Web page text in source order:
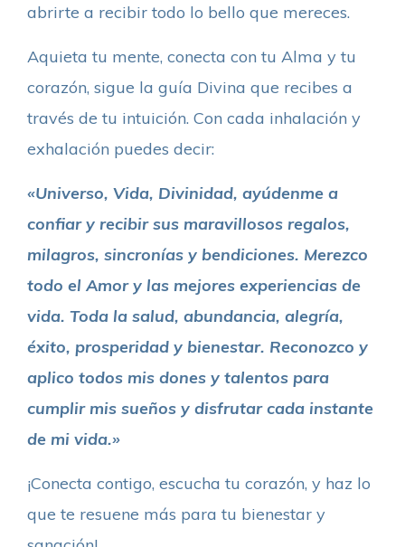
abrirte a recibir todo lo bello que mereces.
Aquieta tu mente, conecta con tu Alma y tu
corazón, sigue la guía Divina que recibes a
través de tu intuición. Con cada inhalación y
exhalación puedes decir:
«Universo, Vida, Divinidad, ayúdenme a
confiar y recibir sus maravillosos regalos,
milagros, sincronías y bendiciones. Merezco
todo el Amor y las mejores experiencias de
vida. Toda la salud, abundancia, alegría,
éxito, prosperidad y bienestar. Reconozco y
aplico todos mis dones y talentos para
cumplir mis sueños y disfrutar cada instante
de mi vida.»
¡Conecta contigo, escucha tu corazón, y haz lo
que te resuene más para tu bienestar y